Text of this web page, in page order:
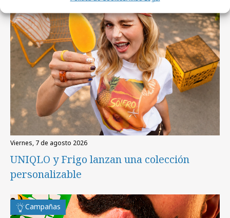
viernes, 7 de agosto 2026
UNIQLO y Frigo lanzan una colección
personalizable
Campañas